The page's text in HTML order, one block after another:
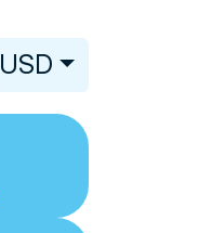
USD